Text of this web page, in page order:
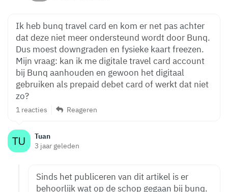
Tuan
3 jaar geleden
Ik heb bunq travel card en kom er net pas achter
dat deze niet meer ondersteund wordt door Bunq.
Dus moest downgraden en fysieke kaart freezen.
Mijn vraag: kan ik me digitale travel card account
bij Bunq aanhouden en gewoon het digitaal
gebruiken als prepaid debet card of werkt dat niet
zo?
1 reacties Reageren
Sinds het publiceren van dit artikel is er
behoorlijk wat op de schop gegaan bij bunq.